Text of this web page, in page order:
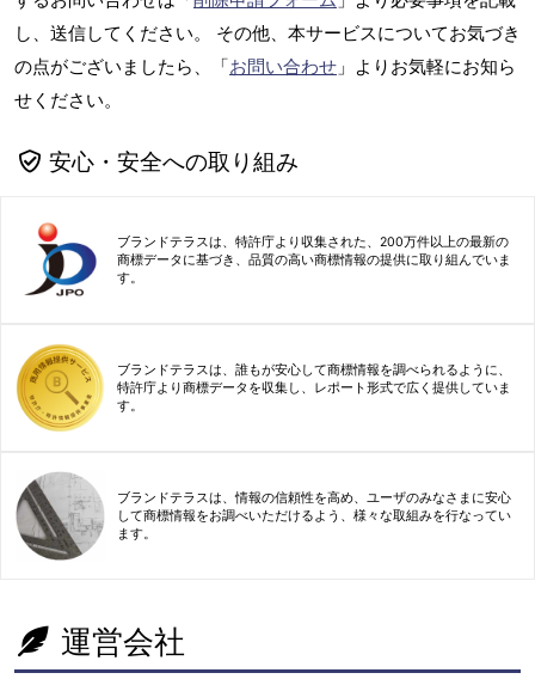
し、送信してください。 その他、本サービスについてお気づき
の点がございましたら、「お問い合わせ 」よりお気軽にお知ら
せください。
安心・安全への取り組み
ブランドテラスは、特許庁より収集された、200万件以上の最新の
商標データに基づき、品質の高い商標情報の提供に取り組んでいま
す。
ブランドテラスは、誰もが安心して商標情報を調べられるように、
特許庁より商標データを収集し、レポート形式で広く提供していま
す。
ブランドテラスは、情報の信頼性を高め、ユーザのみなさまに安心
して商標情報をお調べいただけるよう、様々な取組みを行なってい
ます。
運営会社